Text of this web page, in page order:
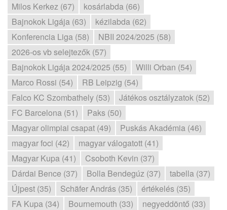
Milos Kerkez (67)
kosárlabda (66)
Bajnokok Ligája (63)
kézilabda (62)
Konferencia Liga (58)
NBII 2024/2025 (58)
2026-os vb selejtezők (57)
Bajnokok Ligája 2024/2025 (55)
Willi Orban (54)
Marco Rossi (54)
RB Leipzig (54)
Falco KC Szombathely (53)
Játékos osztályzatok (52)
FC Barcelona (51)
Paks (50)
Magyar olimpiai csapat (49)
Puskás Akadémia (46)
magyar foci (42)
magyar válogatott (41)
Magyar Kupa (41)
Csoboth Kevin (37)
Dárdai Bence (37)
Bolla Bendegúz (37)
tabella (37)
Újpest (35)
Schäfer András (35)
értékelés (35)
FA Kupa (34)
Bournemouth (33)
negyeddöntő (33)